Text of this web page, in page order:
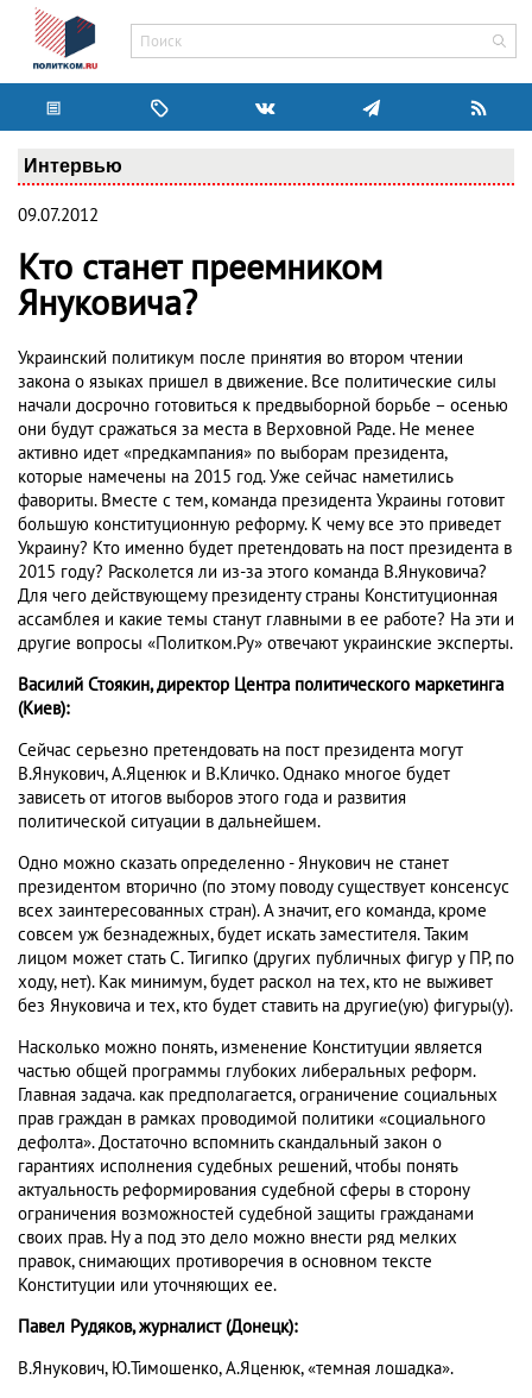
Интервью
09.07.2012
Кто станет преемником
Януковича?
Украинский политикум после принятия во втором чтении
закона о языках пришел в движение. Все политические силы
начали досрочно готовиться к предвыборной борьбе – осенью
они будут сражаться за места в Верховной Раде. Не менее
активно идет «предкампания» по выборам президента,
которые намечены на 2015 год. Уже сейчас наметились
фавориты. Вместе с тем, команда президента Украины готовит
большую конституционную реформу. К чему все это приведет
Украину? Кто именно будет претендовать на пост президента в
2015 году? Расколется ли из-за этого команда В.Януковича?
Для чего действующему президенту страны Конституционная
ассамблея и какие темы станут главными в ее работе? На эти и
другие вопросы «Политком.Ру» отвечают украинские эксперты.
Василий Стоякин, директор Центра политического маркетинга
(Киев):
Сейчас серьезно претендовать на пост президента могут
В.Янукович, А.Яценюк и В.Кличко. Однако многое будет
зависеть от итогов выборов этого года и развития
политической ситуации в дальнейшем.
Одно можно сказать определенно - Янукович не станет
президентом вторично (по этому поводу существует консенсус
всех заинтересованных стран). А значит, его команда, кроме
совсем уж безнадежных, будет искать заместителя. Таким
лицом может стать С. Тигипко (других публичных фигур у ПР, по
ходу, нет). Как минимум, будет раскол на тех, кто не выживет
без Януковича и тех, кто будет ставить на другие(ую) фигуры(у).
Насколько можно понять, изменение Конституции является
частью общей программы глубоких либеральных реформ.
Главная задача. как предполагается, ограничение социальных
прав граждан в рамках проводимой политики «социального
дефолта». Достаточно вспомнить скандальный закон о
гарантиях исполнения судебных решений, чтобы понять
актуальность реформирования судебной сферы в сторону
ограничения возможностей судебной защиты гражданами
своих прав. Ну а под это дело можно внести ряд мелких
правок, снимающих противоречия в основном тексте
Конституции или уточняющих ее.
Павел Рудяков, журналист (Донецк):
В.Янукович, Ю.Тимошенко, А.Яценюк, «темная лошадка».